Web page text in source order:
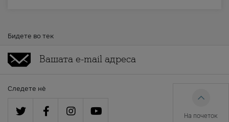
Бидете во тек
Следете нè
На почеток